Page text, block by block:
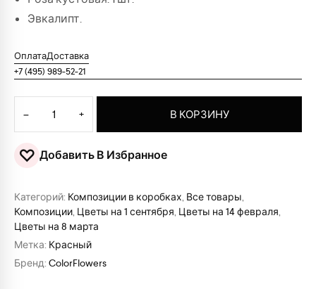
Эвкалипт.
ОплатаДоставка
+7 (495) 989-52-21
− + В КОРЗИНУ
♡ Добавить В Избранное
Категорий: Композиции в коробках, Все товары,
Композиции, Цветы на 1 сентября, Цветы на 14 февраля,
Цветы на 8 марта
Метка: Красный
Бренд: ColorFlowers